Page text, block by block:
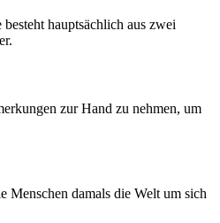
hauptsächlich aus zwei
zur Hand zu nehmen, um
Menschen damals die Welt um sich